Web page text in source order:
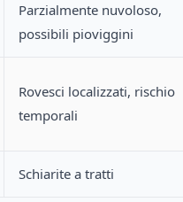
Parzialmente nuvoloso,
possibili pioviggini
Rovesci localizzati, rischio
temporali
Schiarite a tratti